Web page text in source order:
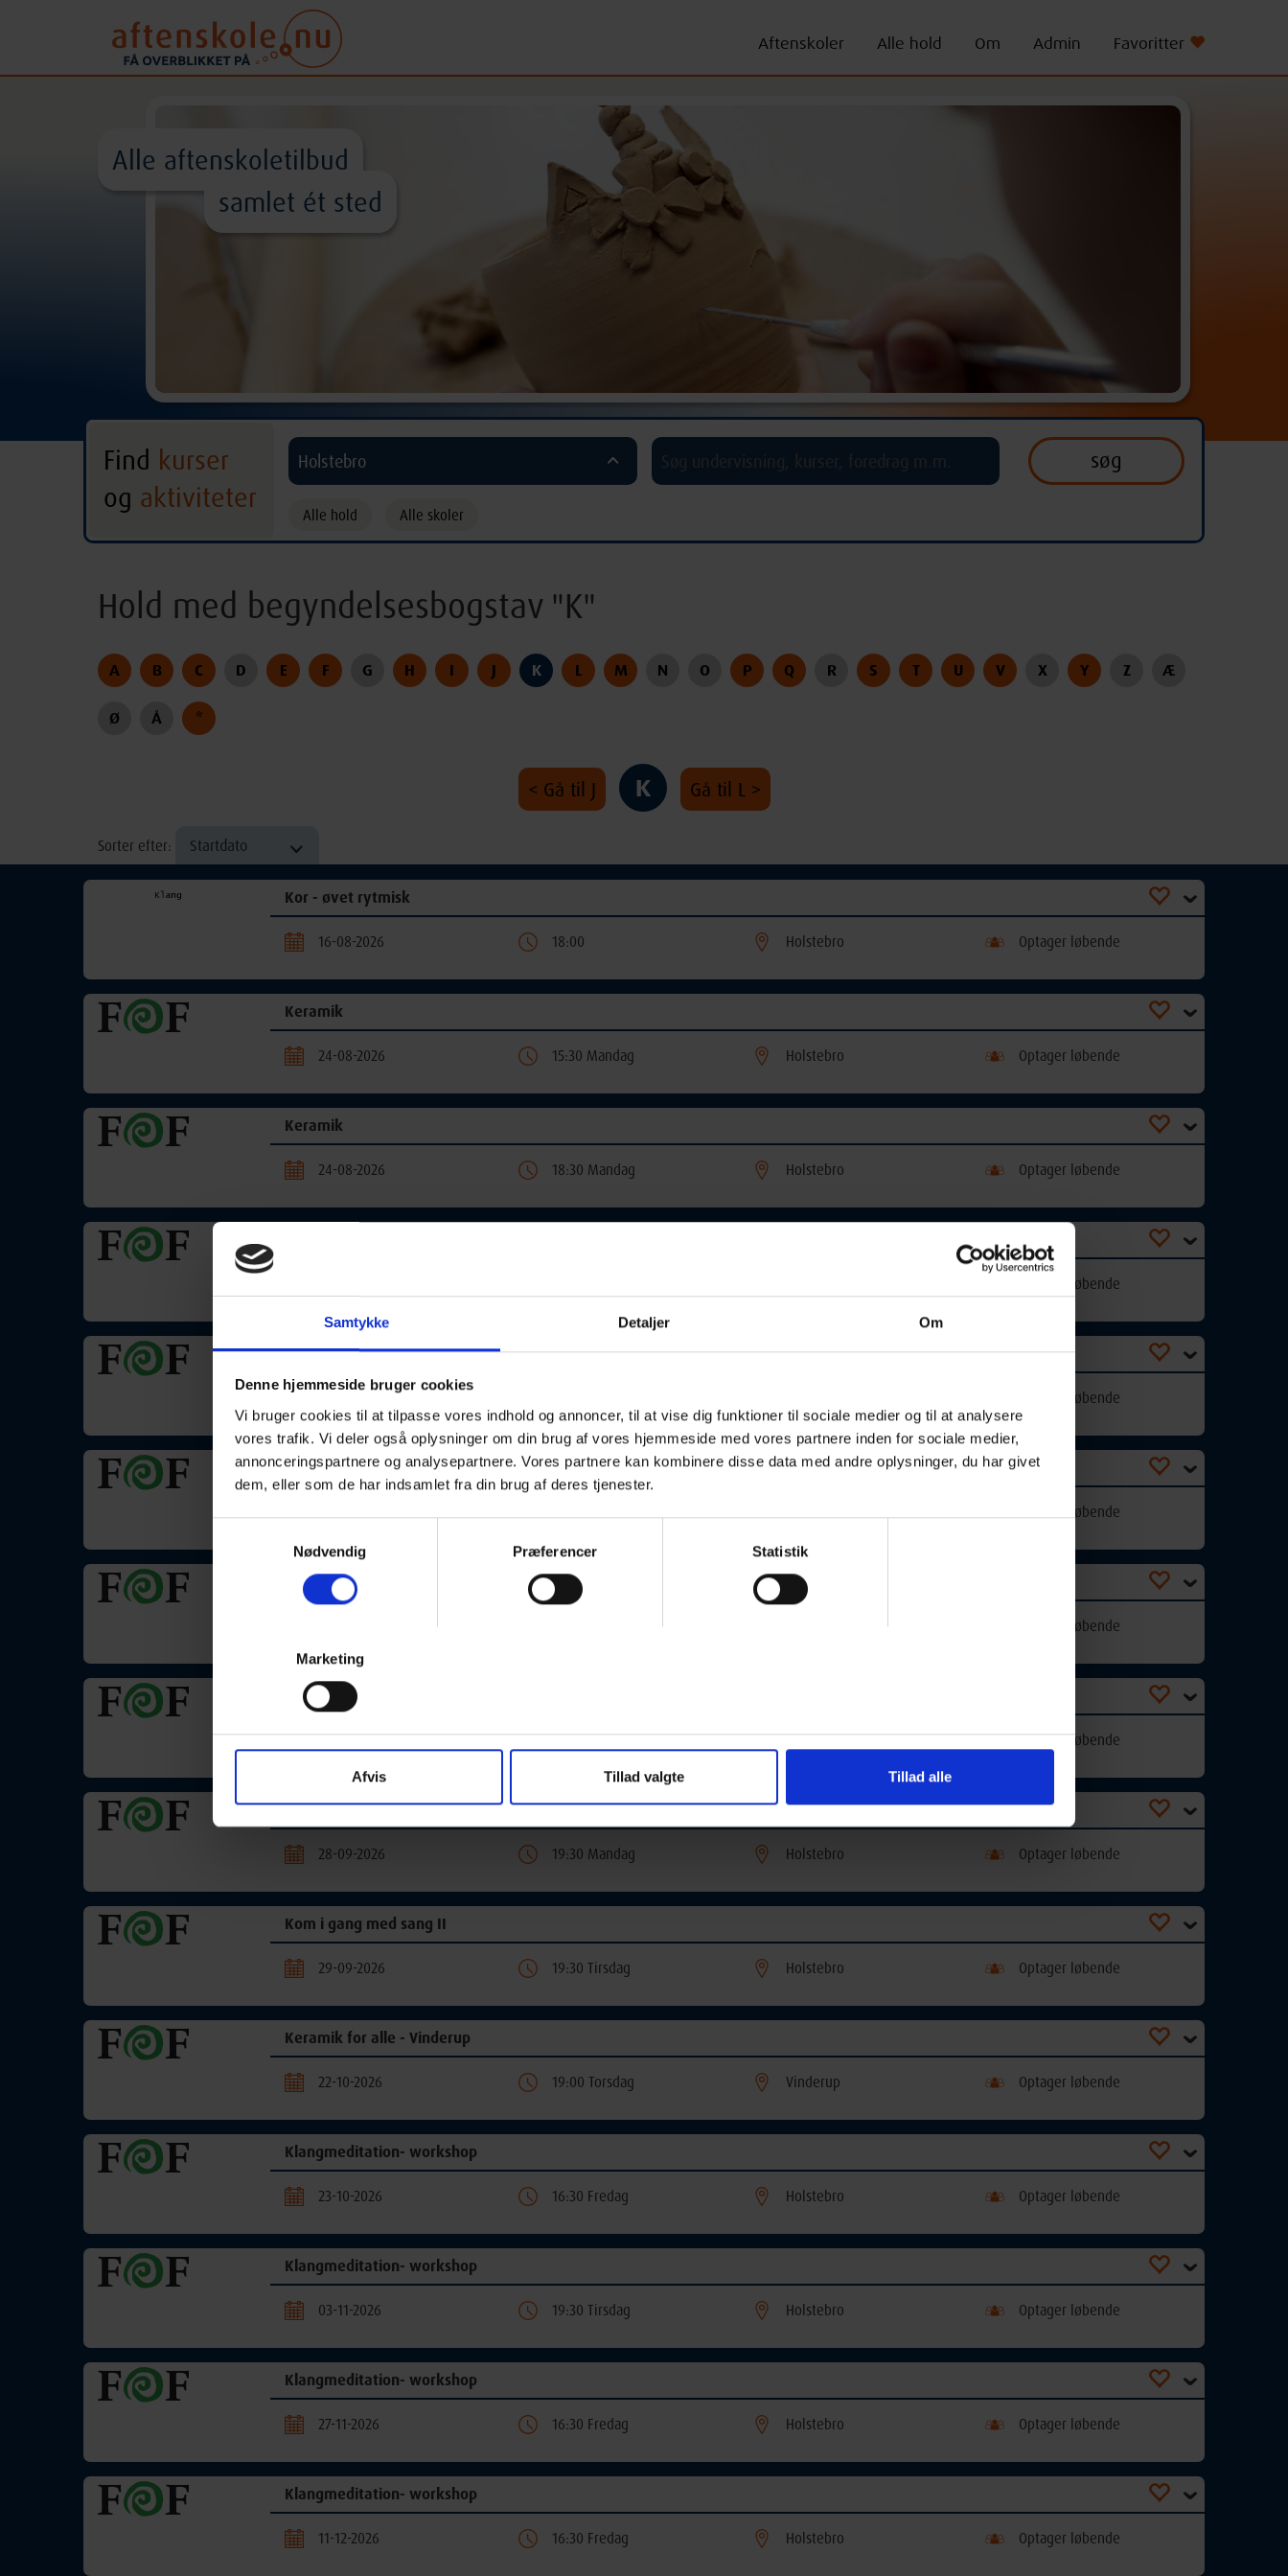
Samtykke Detaljer Om
Denne hjemmeside bruger cookies
Vi bruger cookies til at tilpasse vores indhold og annoncer, til at vise dig funktioner til sociale medier og til at analysere
vores trafik. Vi deler også oplysninger om din brug af vores hjemmeside med vores partnere inden for sociale medier,
annonceringspartnere og analysepartnere. Vores partnere kan kombinere disse data med andre oplysninger, du har givet
dem, eller som de har indsamlet fra din brug af deres tjenester.
Nødvendig
Præferencer Statistik
Marketing
Afvis Tillad valgte Tillad alle
Aftenskoler Alle hold Om Admin Favoritter
Alle aftenskoletilbud
samlet ét sted
Find kurser
og aktiviteter
Holstebro ^
Alle hold Alle skoler
Hold med begyndelsesbogstav "K"
A B C D E F G H I J K L M N O P Q R S T U V X Y Z Æ
Ø Å *
< Gå til J K Gå til L >
Sorter efter: Startdato
Kor - øvet rytmisk
16-08-2026 18:00 Holstebro Optager løbende
Keramik
24-08-2026 15:30 Mandag Holstebro Optager løbende
Keramik
24-08-2026 18:30 Mandag Holstebro Optager løbende
Optager løbende
Kvætseteknik - søndagskursus - Vinderup
Optager løbende
Keramik for alle - Vinderup
Optager løbende
Klangmeditation- workshop
Optager løbende
Klangmeditation- workshop
22-09-2026 19:30 Tirsdag Holstebro Optager løbende
Kom i gang med sang I
28-09-2026 19:30 Mandag Holstebro Optager løbende
Kom i gang med sang II
29-09-2026 19:30 Tirsdag Holstebro Optager løbende
Keramik for alle - Vinderup
22-10-2026 19:00 Torsdag Vinderup Optager løbende
Klangmeditation- workshop
23-10-2026 16:30 Fredag Holstebro Optager løbende
Klangmeditation- workshop
03-11-2026 19:30 Tirsdag Holstebro Optager løbende
Klangmeditation- workshop
27-11-2026 16:30 Fredag Holstebro Optager løbende
Klangmeditation- workshop
11-12-2026 16:30 Fredag Holstebro Optager løbende